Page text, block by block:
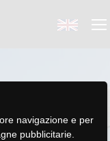
navigazione e per
pubblicitarie.